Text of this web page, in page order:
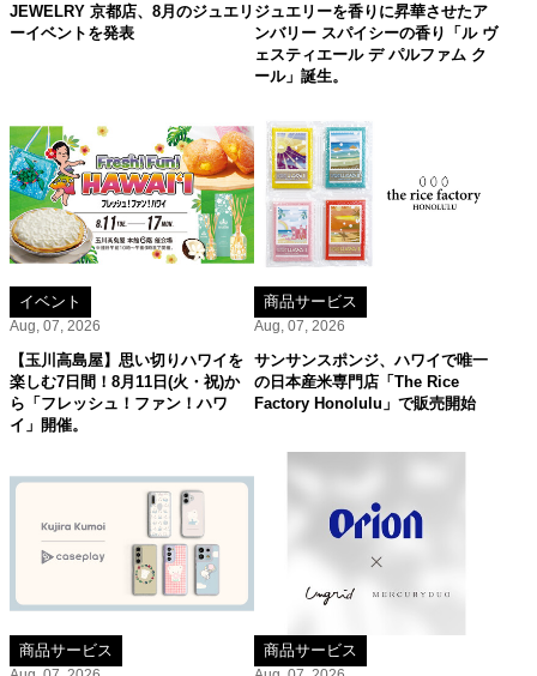
JEWELRY 京都店、8月のジュエリ
ーイベントを発表
ジュエリーを香りに昇華させたア
ンバリー スパイシーの香り「ル ヴ
ェスティエール デ パルファム ク
ール」誕生。
イベント
Aug, 07, 2026
【玉川高島屋】思い切りハワイを
楽しむ7日間！8月11日(火・祝)か
ら「フレッシュ！ファン！ハワ
イ」開催。
商品サービス
Aug, 07, 2026
サンサンスポンジ、ハワイで唯一
の日本産米専門店「The Rice
Factory Honolulu」で販売開始
商品サービス 商品サービス